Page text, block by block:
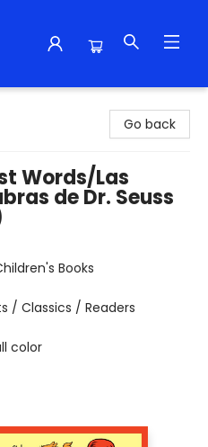
Go back
Words/Las
de Dr. Seuss
Books
/ Classics / Readers
color